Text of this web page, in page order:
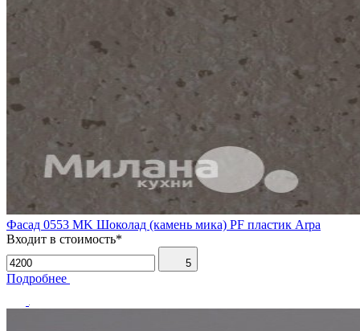
Фасад 0553 MK Шоколад (камень мика) PF пластик Arpa
Входит в стоимость*
5
Подробнее